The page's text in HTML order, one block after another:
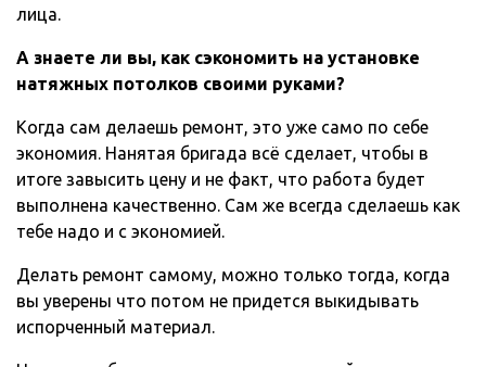
лица.
А знаете ли вы, как сэкономить на установке
натяжных потолков своими руками?
Когда сам делаешь ремонт, это уже само по себе
экономия. Нанятая бригада всё сделает, чтобы в
итоге завысить цену и не факт, что работа будет
выполнена качественно. Сам же всегда сделаешь как
тебе надо и с экономией.
Делать ремонт самому, можно только тогда, когда
вы уверены что потом не придется выкидывать
испорченный материал.